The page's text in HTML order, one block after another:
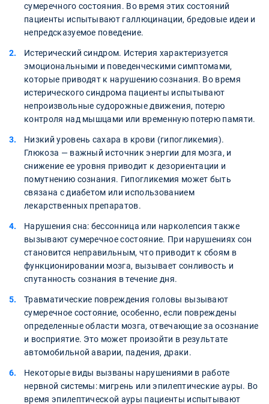
сумеречного состояния. Во время этих состояний
пациенты испытывают галлюцинации, бредовые идеи и
непредсказуемое поведение.
Истерический синдром. Истерия характеризуется
эмоциональными и поведенческими симптомами,
которые приводят к нарушению сознания. Во время
истерического синдрома пациенты испытывают
непроизвольные судорожные движения, потерю
контроля над мышцами или временную потерю памяти.
Низкий уровень сахара в крови (гипогликемия).
Глюкоза — важный источник энергии для мозга, и
снижение ее уровня приводит к дезориентации и
помутнению сознания. Гипогликемия может быть
связана с диабетом или использованием
лекарственных препаратов.
Нарушения сна: бессонница или нарколепсия также
вызывают сумеречное состояние. При нарушениях сон
становится неправильным, что приводит к сбоям в
функционировании мозга, вызывает сонливость и
спутанность сознания в течение дня.
Травматические повреждения головы вызывают
сумеречное состояние, особенно, если повреждены
определенные области мозга, отвечающие за осознание
и восприятие. Это может произойти в результате
автомобильной аварии, падения, драки.
Некоторые виды вызваны нарушениями в работе
нервной системы: мигрень или эпилептические ауры. Во
время эпилептической ауры пациенты испытывают